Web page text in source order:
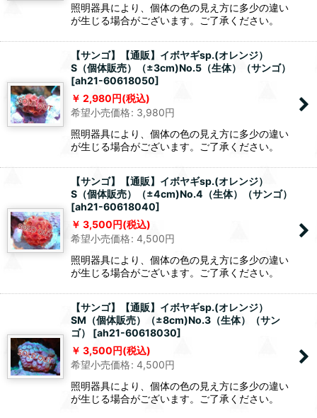
照明器具により、個体の色の見え方に多少の違い
が生じる場合がございます。ご了承ください。
【サンゴ】【通販】イボヤギsp.(オレンジ）
S（個体販売）（±3cm)No.5（生体）（サンゴ）
[ah21-60618050]
2,980円(税込)
希望小売価格: 3,980円
照明器具により、個体の色の見え方に多少の違い
が生じる場合がございます。ご了承ください。
【サンゴ】【通販】イボヤギsp.(オレンジ）
S（個体販売）（±4cm)No.4（生体）（サンゴ）
[ah21-60618040]
3,500円(税込)
希望小売価格: 4,500円
照明器具により、個体の色の見え方に多少の違い
が生じる場合がございます。ご了承ください。
【サンゴ】【通販】イボヤギsp.(オレンジ）
SM（個体販売）（±8cm)No.3（生体）（サン
ゴ）
[ah21-60618030]
3,500円(税込)
希望小売価格: 4,500円
照明器具により、個体の色の見え方に多少の違い
が生じる場合がございます。ご了承ください。